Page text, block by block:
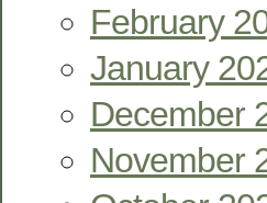
February
January
December
November